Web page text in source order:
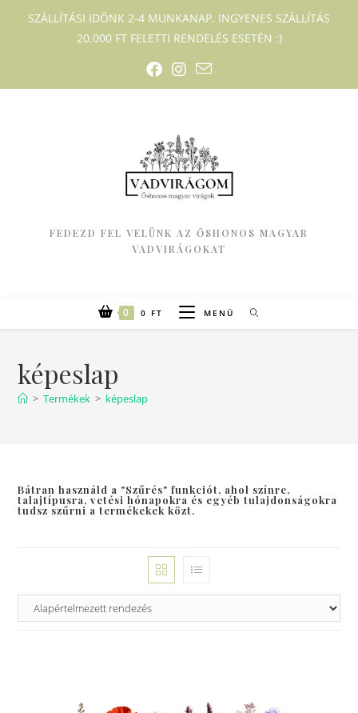
SZÁLLÍTÁSI IDŐNK 2-4 MUNKANAP. INGYENES SZÁLLÍTÁS
20.000 FT FELETTI RENDELÉS ESETÉN :)
FEDEZD FEL VELÜNK AZ ŐSHONOS MAGYAR
VADVIRÁGOKAT
0 0 FT MENÜ
képeslap
> Termékek > képeslap
Bátran használd a "Szűrés" funkciót, ahol színre,
talajtípusra, vetési hónapokra és egyéb tulajdonságokra
tudsz szűrni a termékekek közt.